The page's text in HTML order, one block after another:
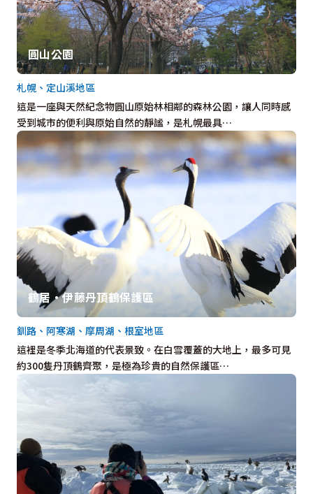
圓山公園
這是一座與天然紀念物圓山原始林相鄰的森林公園，讓人同時感
受到城市的便利與原始自然的靜謐，是札幌最具…
札幌、定山溪地區
鶴居・伊藤丹頂鶴保護區
這裡是冬季北海道的代表景致。在白雪覆蓋的大地上，最多可見
約300隻丹頂鶴齊聚，是極為珍貴的自然保護區…
釧路、阿寒湖、摩周湖、根室地區